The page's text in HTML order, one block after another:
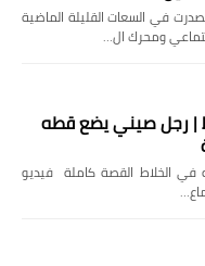
في السعات القليلة الماضية
ومحرك ال…
| رجل صيني يضع قطه
الخلاط القصة كاملة فيديو